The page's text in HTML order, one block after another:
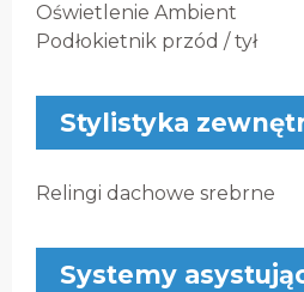
Oświetlenie Ambient
Podłokietnik przód / tył
Stylistyka
Relingi dachowe srebrne
Systemy